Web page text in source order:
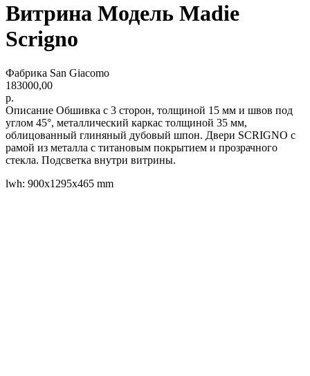
Витрина Модель Madie
Scrigno
Фабрика San Giacomo
183000,00
р.
Описание Обшивка с 3 сторон, толщиной 15 мм и швов под
углом 45°, металлический каркас толщиной 35 мм,
облицованный глиняный дубовый шпон. Двери SCRIGNO с
рамой из металла с титановым покрытием и прозрачного
стекла. Подсветка внутри витрины.
lwh: 900x1295x465 mm